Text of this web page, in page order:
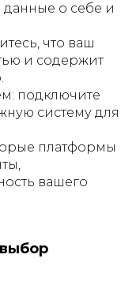
о себе и
что ваш
и содержит
подключите
систему для
платформы
вашего